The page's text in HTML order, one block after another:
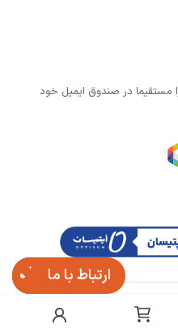
ارتباط با ما
مستقیما در صندوق ایمیل خود